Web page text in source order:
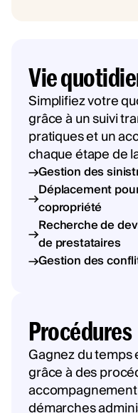
Vie
Simplifiez votre
grâce à un suivi
pratiques et un
chaque étape de
Gestion des
Déplacement
copropriété
Recherche de
de prestataires
Gestion des
Procédures
Gagnez du temps
grâce à des